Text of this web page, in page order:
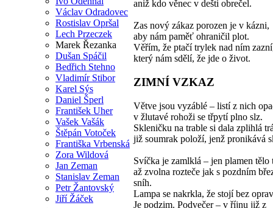
Václav Odradovec
Rostislav Opršal
Lech Przeczek
Marek Řezanka
Dušan Spáčil
Bedřich Stehno
Vladimír Stibor
Karel Sýs
Daniel Šperl
František Uher
Vašek Vašák
Štěpán Votoček
Františka Vrbenská
Zora Wildová
Jan Zeman
Stanislav Zeman
Petr Žantovský
Jiří Žáček
aniž kdo věnec v dešti obrečel.
Zas nový zákaz porozen je v kázni,
aby nám paměť ohraničil plot.
Věřím, že ptačí trylek nad ním
který nám sdělí, že jde o život.
ZIMNÍ VZKAZ
Větve jsou vyzáblé – listí z nich
v žlutavé rohoži se třpytí plno slz.
Skleničku na trable si dala zplihlá
již soumrak položí, jenž pronikává
Svíčka je zamlklá – jen plamen tělo
až zvolna rozteče jak s pozdním
sníh.
Lampa se nakrkla, že stojí bez
Je podzim. Podvečer – v říjnu již z